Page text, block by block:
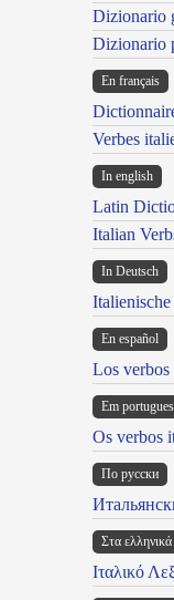
Dizionario
Dizionario
En français
Verbes
In english
Latin
Italian
In Deutsch
Italienische
En español
Los verbos
Em portugues
Os verbos
По русски
Στα ελληνικά
Ιταλικό